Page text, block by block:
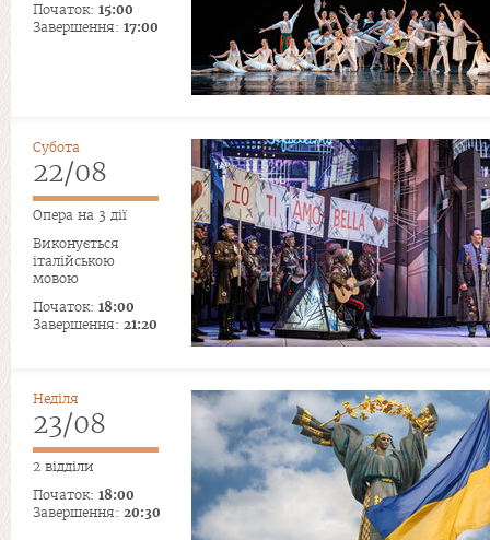
Початок: 15:00
Завершення: 17:00
Субота
22/08
Опера на 3 дії
Виконується
італійською
мовою
Початок: 18:00
Завершення: 21:20
Неділя
23/08
2 відділи
Початок: 18:00
Завершення: 20:30